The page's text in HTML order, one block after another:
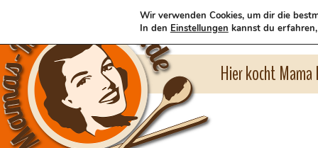
Hier kocht
Wir verwenden Cookies, um dir die
In den Einstellungen kannst du